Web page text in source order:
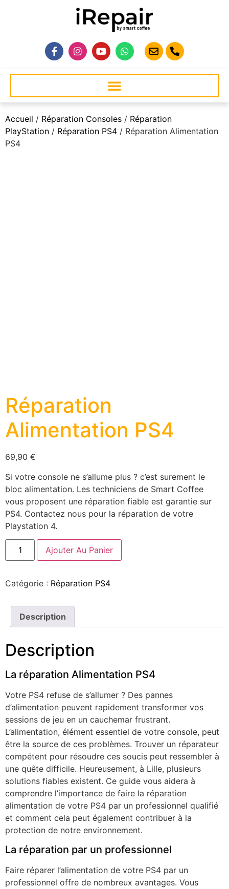
Accueil / Réparation Consoles / Réparation
PlayStation / Réparation PS4 / Réparation Alimentation
PS4
Réparation
Alimentation PS4
69,90 €
Si votre console ne s’allume plus ? c’est surement le
bloc alimentation. Les techniciens de Smart Coffee
vous proposent une réparation fiable est garantie sur
PS4. Contactez nous pour la réparation de votre
Playstation 4.
Ajouter Au Panier
Catégorie : Réparation PS4
Description
Description
La réparation Alimentation PS4
Votre PS4 refuse de s’allumer ? Des pannes
d’alimentation peuvent rapidement transformer vos
sessions de jeu en un cauchemar frustrant.
L’alimentation, élément essentiel de votre console, peut
être la source de ces problèmes. Trouver un réparateur
compétent pour résoudre ces soucis peut ressembler à
une quête difficile. Heureusement, à Lille, plusieurs
solutions fiables existent. Ce guide vous aidera à
comprendre l’importance de faire la réparation
alimentation de votre PS4 par un professionnel qualifié
et comment cela peut également contribuer à la
protection de notre environnement.
La réparation par un professionnel
Faire réparer l’alimentation de votre PS4 par un
professionnel offre de nombreux avantages. Vous